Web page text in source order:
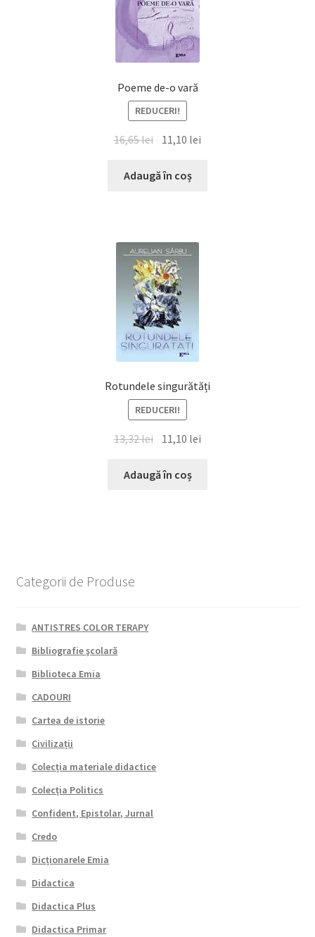
Poeme de-o vară
REDUCERI!
16,65lei Prețul
a
11,10 lei
Adaugă în coș
Rotundele singurătăți
REDUCERI!
13,32lei Prețul
a
11,10 lei
Adaugă în coș
Categorii de Produse
ANTISTRES COLOR TERAPY
Bibliografie şcolară
Biblioteca Emia
CADOURI
Cartea de istorie
Civilizații
Colecția materiale didactice
Colecția Politics
Confident, Epistolar, Jurnal
Credo
Dicționarele Emia
Didactica
Didactica Plus
Didactica Primar